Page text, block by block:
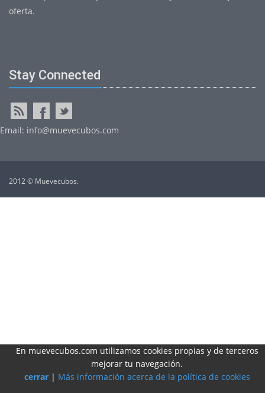
oferta.
Stay Connected
Email: info@muevecubos.com
2012 © Muevecubos.
En muevecubos.com utilizamos cookies propias y de terceros
mejorar tu navegación.
cerrar| Más información acerca de la política de cookies